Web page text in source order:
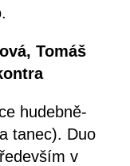
Tomáš
hudebně-
tanec). Duo
v